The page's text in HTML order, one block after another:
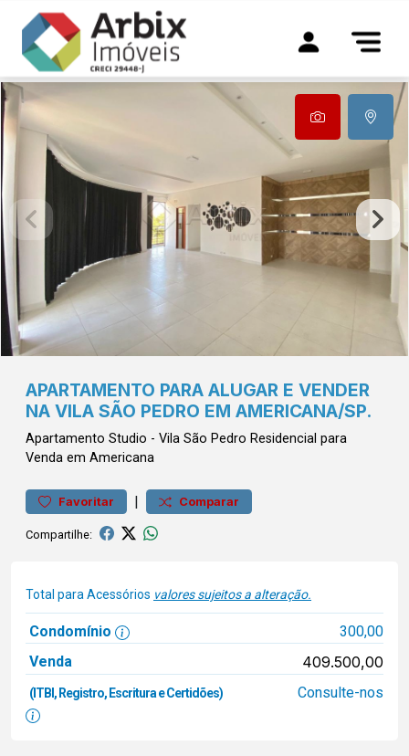
APARTAMENTO PARA ALUGAR E VENDER
NA VILA SÃO PEDRO EM AMERICANA/SP.
Apartamento Studio - Vila São Pedro Residencial para
Venda em Americana
Favoritar | Comparar
Compartilhe:
Total para Acessórios valores sujeitos a alteração.
Condomínio
300,00
Venda
409.500,00
(ITBI, Registro, Escritura e Certidões) Consulte-nos